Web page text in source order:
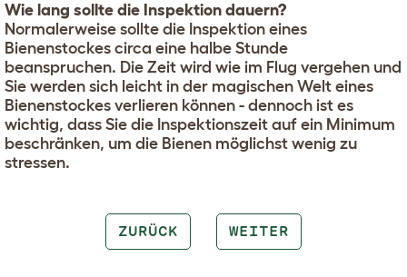
Wie lang sollte die Inspektion dauern?
Normalerweise sollte die Inspektion eines
Bienenstockes circa eine halbe Stunde
beanspruchen. Die Zeit wird wie im Flug vergehen und
Sie werden sich leicht in der magischen Welt eines
Bienenstockes verlieren können - dennoch ist es
wichtig, dass Sie die Inspektionszeit auf ein Minimum
beschränken, um die Bienen möglichst wenig zu
stressen.
ZURÜCK WEITER